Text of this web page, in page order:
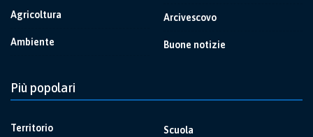
Agricoltura
Ambiente
Arcivescovo
Buone notizie
Più popolari
Territorio Scuola